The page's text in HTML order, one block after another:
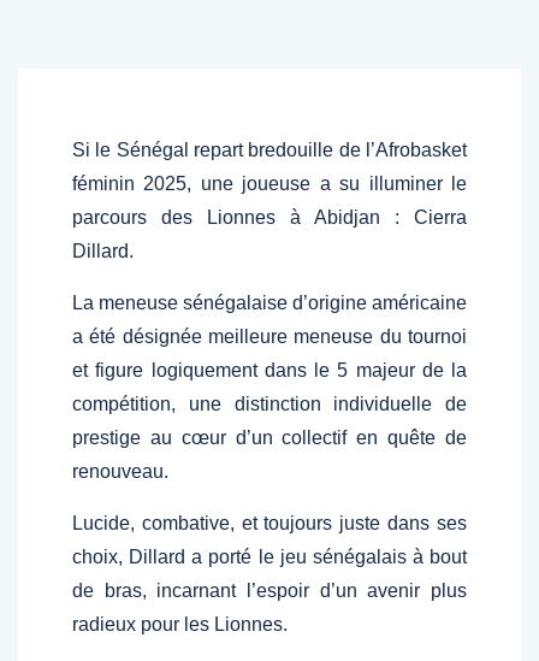
Si le Sénégal repart bredouille de l’Afrobasket
féminin 2025, une joueuse a su illuminer le
parcours des Lionnes à Abidjan : Cierra
Dillard.
La meneuse sénégalaise d’origine américaine
a été désignée meilleure meneuse du tournoi
et figure logiquement dans le 5 majeur de la
compétition, une distinction individuelle de
prestige au cœur d’un collectif en quête de
renouveau.
Lucide, combative, et toujours juste dans ses
choix, Dillard a porté le jeu sénégalais à bout
de bras, incarnant l’espoir d’un avenir plus
radieux pour les Lionnes.